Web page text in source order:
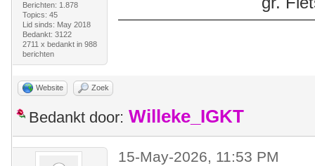
Berichten: 1.878
Topics: 45
Lid sinds: May 2018
Bedankt: 3122
2711 x bedankt in 988
berichten
Website Zoek
Bedankt door: Willeke_IGKT
15-May-2026, 11:53 PM